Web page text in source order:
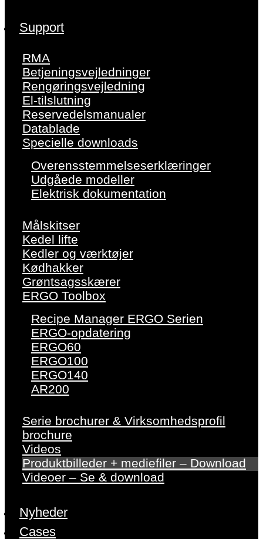
Support
RMA
Betjeningsvejledninger
Rengøringsvejledning
El-tilslutning
Reservedelsmanualer
Datablade
Specielle downloads
Overensstemmelseserklæringer
Udgåede modeller
Elektrisk dokumentation
Målskitser
Kedel lifte
Kedler og værktøjer
Kødhakker
Grøntsagsskærer
ERGO Toolbox
Recipe Manager ERGO Serien
ERGO-opdatering
ERGO60
ERGO100
ERGO140
AR200
Serie brochurer & Virksomhedsprofil
brochure
Videos
Produktbilleder + mediefiler – Download
Videoer – Se & download
Nyheder
Cases